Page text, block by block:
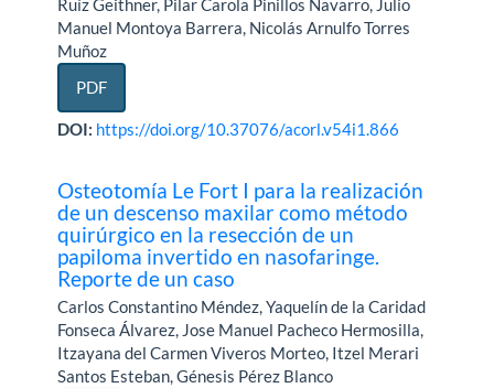
Ruíz Geithner, Pilar Carola Pinillos Navarro, Julio
Manuel Montoya Barrera, Nicolás Arnulfo Torres
Muñoz
PDF
DOI: https://doi.org/10.37076/acorl.v54i1.866
Osteotomía Le Fort I para la realización
de un descenso maxilar como método
quirúrgico en la resección de un
papiloma invertido en nasofaringe.
Reporte de un caso
Carlos Constantino Méndez, Yaquelín de la Caridad
Fonseca Álvarez, Jose Manuel Pacheco Hermosilla,
Itzayana del Carmen Viveros Morteo, Itzel Merari
Santos Esteban, Génesis Pérez Blanco